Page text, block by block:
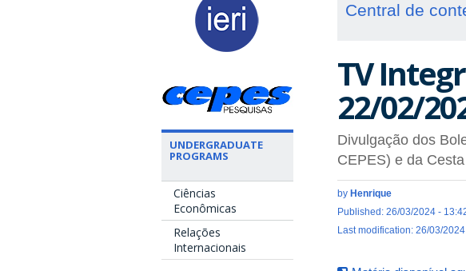
UNDERGRADUATE
PROGRAMS
Ciências
Econômicas
Relações
Internacionais
Central de
TV
22/02/
Divulgação dos
CEPES) e da
by Henrique
Published: 26/03/2024 -
Last modification: 26/03/